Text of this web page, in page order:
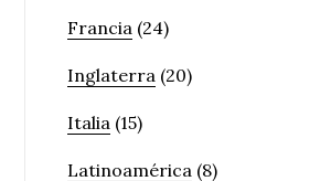
Francia (24)
Inglaterra (20)
Italia (15)
Latinoamérica (8)